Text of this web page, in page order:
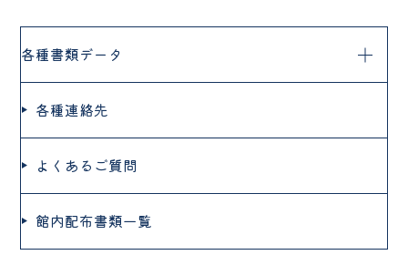
各種書類データ
各種連絡先
よくあるご質問
館内配布書類一覧